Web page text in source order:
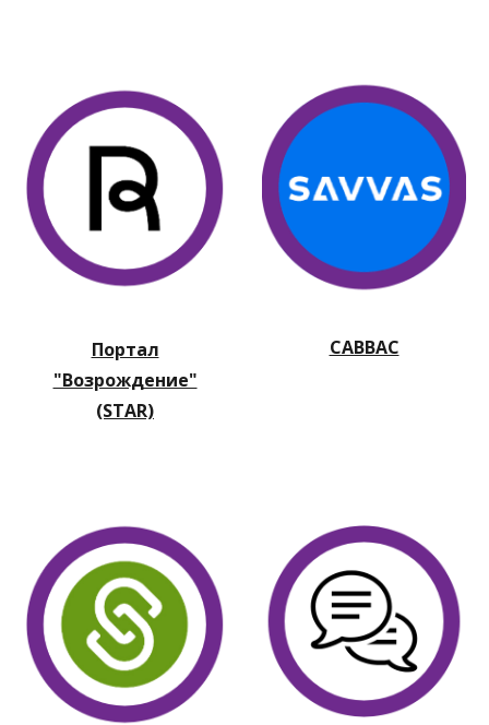
Портал
"Возрождение"
(STAR)
САВВАС